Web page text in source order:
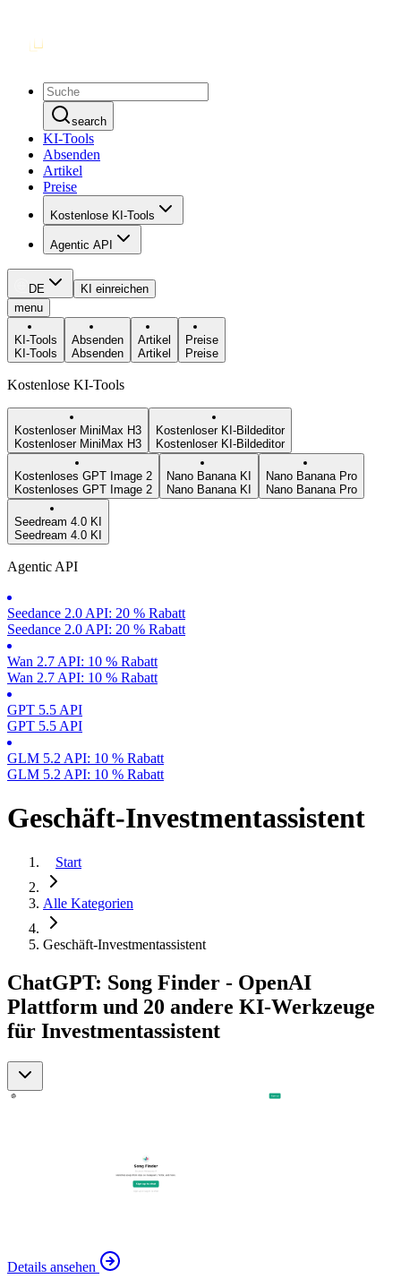
search
KI-Tools
Absenden
Artikel
Preise
Kostenlose KI-Tools
Agentic API
DE
KI einreichen
menu
KI-Tools
KI-Tools
Absenden
Absenden
Artikel
Artikel
Preise
Preise
Kostenlose KI-Tools
Kostenloser MiniMax H3
Kostenloser MiniMax H3
Kostenloser KI-Bildeditor
Kostenloser KI-Bildeditor
Kostenloses GPT Image 2
Kostenloses GPT Image 2
Nano Banana KI
Nano Banana KI
Nano Banana Pro
Nano Banana Pro
Seedream 4.0 KI
Seedream 4.0 KI
Agentic API
Seedance 2.0 API: 20 % Rabatt
Seedance 2.0 API: 20 % Rabatt
Wan 2.7 API: 10 % Rabatt
Wan 2.7 API: 10 % Rabatt
GPT 5.5 API
GPT 5.5 API
GLM 5.2 API: 10 % Rabatt
GLM 5.2 API: 10 % Rabatt
Geschäft-Investmentassistent
Start
Alle Kategorien
Geschäft-Investmentassistent
ChatGPT: Song Finder - OpenAI
Plattform und 20 andere KI-Werkzeuge
für Investmentassistent
Details ansehen